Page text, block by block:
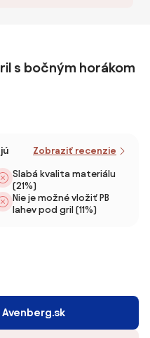
s bočným horákom
Zobraziť recenzie
Slabá kvalita materiálu
(21%)
Nie je možné vložiť PB
lahev pod gril (11%)